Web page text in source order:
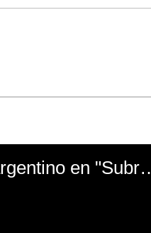
El mal momento de Yanina